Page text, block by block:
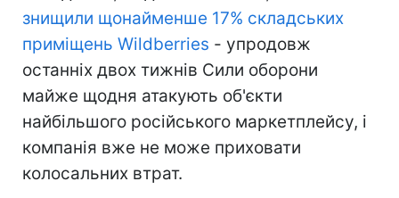
знищили щонайменше 17% складських
приміщень Wildberries - упродовж
останніх двох тижнів Сили оборони
майже щодня атакують об'єкти
найбільшого російського маркетплейсу, і
компанія вже не може приховати
колосальних втрат.